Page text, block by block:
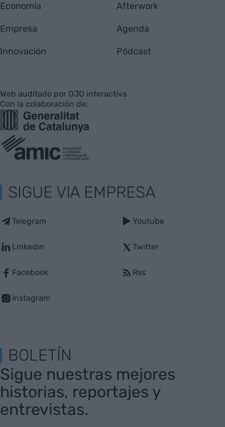
Economía
Empresa
Innovación
Afterwork
Agenda
Pódcast
Web auditado por OJD interactiva
Con la colaboración de:
SIGUE VIA EMPRESA
Telegram
Linkedin
Facebook
Instagram
Youtube
Twitter
Rss
BOLETÍN
Sigue nuestras mejores
historias, reportajes y
entrevistas.